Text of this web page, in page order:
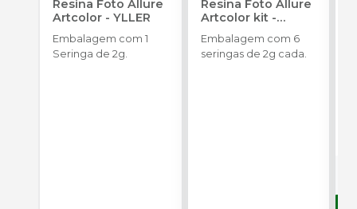
Resina Foto Allure
Artcolor -YLLER
Embalagem com 1
Seringa de 2g.
Resina Foto Allure
Artcolor kit-
YLLER
Embalagem com 6
seringas de 2g cada.